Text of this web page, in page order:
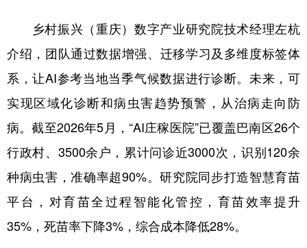
乡村振兴（重庆）数字产业研究院技术经理左杭
介绍，团队通过数据增强、迁移学习及多维度标签体
系，让AI参考当地当季气候数据进行诊断。未来，可
实现区域化诊断和病虫害趋势预警，从治病走向防
病。截至2026年5月，“AI庄稼医院”已覆盖巴南区26个
行政村、3500余户，累计问诊近3000次，识别120余
种病虫害，准确率超90%。研究院同步打造智慧育苗
平台，对育苗全过程智能化管控，育苗效率提升
35%，死苗率下降3%，综合成本降低28%。